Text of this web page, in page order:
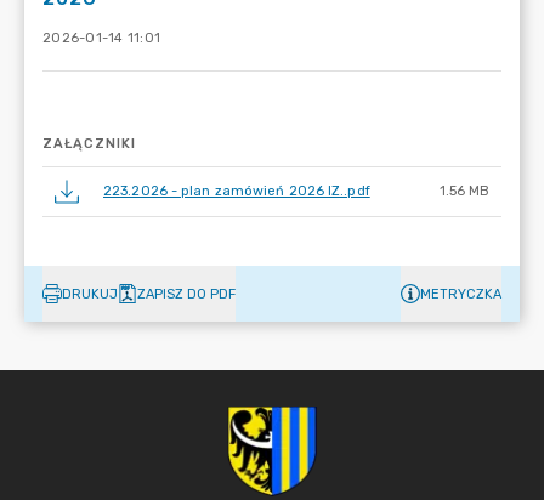
2026-01-14 11:01
ZAŁĄCZNIKI
223.2026 - plan zamówień 2026 IZ..pdf 1.56 MB
DRUKUJ ZAPISZ DO PDF METRYCZKA